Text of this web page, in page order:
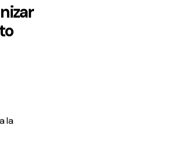
la